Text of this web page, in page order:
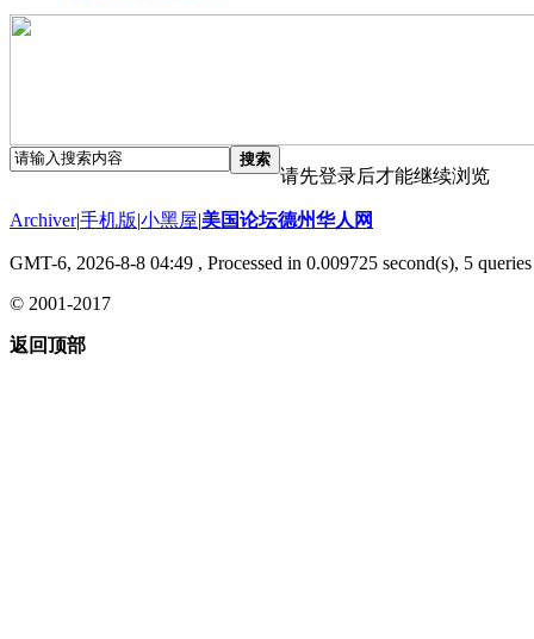
搜索
请先登录后才能继续浏览
Archiver|手机版|小黑屋|美国论坛德州华人网
GMT-6, 2026-8-8 04:49 , Processed in 0.009725 second(s), 5
© 2001-2017
返回顶部